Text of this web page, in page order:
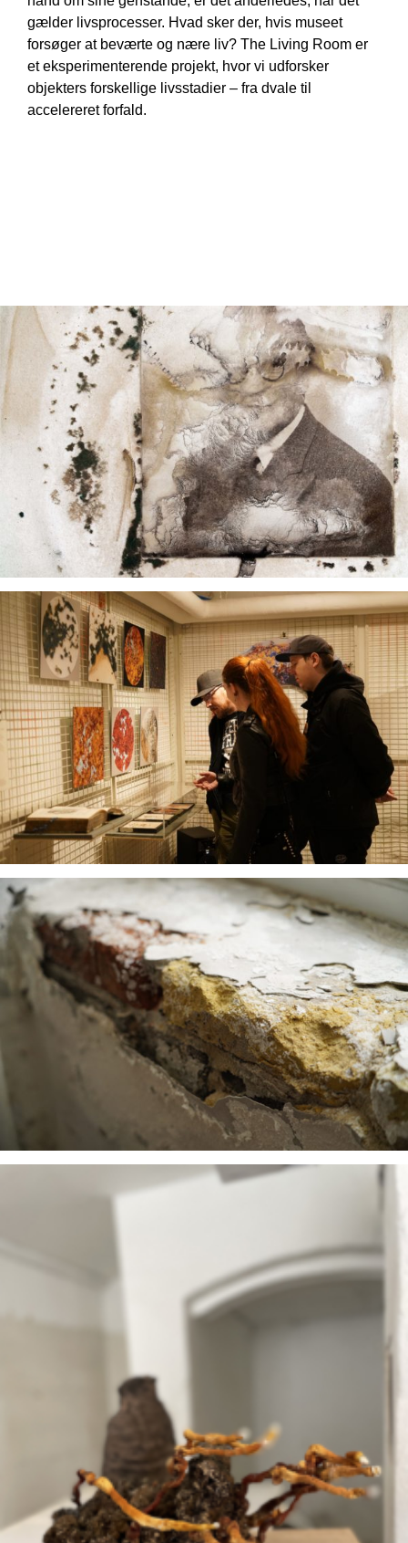
gælder livsprocesser. Hvad sker der, hvis museet
forsøger at beværte og nære liv? The Living Room er
et eksperimenterende projekt, hvor vi udforsker
objekters forskellige livsstadier – fra dvale til
accelereret forfald.